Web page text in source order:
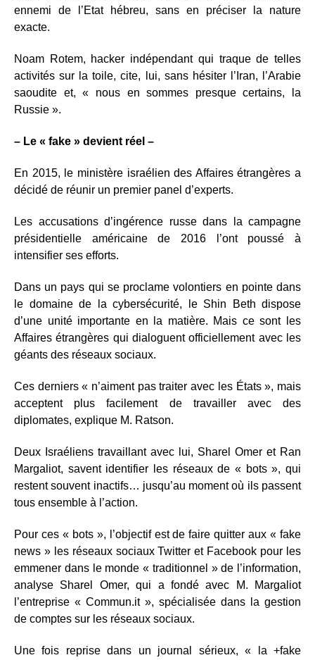
ennemi de l’Etat hébreu, sans en préciser la nature
exacte.
Noam Rotem, hacker indépendant qui traque de telles
activités sur la toile, cite, lui, sans hésiter l’Iran, l’Arabie
saoudite et, « nous en sommes presque certains, la
Russie ».
– Le « fake » devient réel –
En 2015, le ministère israélien des Affaires étrangères a
décidé de réunir un premier panel d’experts.
Les accusations d’ingérence russe dans la campagne
présidentielle américaine de 2016 l’ont poussé à
intensifier ses efforts.
Dans un pays qui se proclame volontiers en pointe dans
le domaine de la cybersécurité, le Shin Beth dispose
d’une unité importante en la matière. Mais ce sont les
Affaires étrangères qui dialoguent officiellement avec les
géants des réseaux sociaux.
Ces derniers « n’aiment pas traiter avec les États », mais
acceptent plus facilement de travailler avec des
diplomates, explique M. Ratson.
Deux Israéliens travaillant avec lui, Sharel Omer et Ran
Margaliot, savent identifier les réseaux de « bots », qui
restent souvent inactifs… jusqu’au moment où ils passent
tous ensemble à l’action.
Pour ces « bots », l’objectif est de faire quitter aux « fake
news » les réseaux sociaux Twitter et Facebook pour les
emmener dans le monde « traditionnel » de l’information,
analyse Sharel Omer, qui a fondé avec M. Margaliot
l’entreprise « Commun.it », spécialisée dans la gestion
de comptes sur les réseaux sociaux.
Une fois reprise dans un journal sérieux, « la +fake